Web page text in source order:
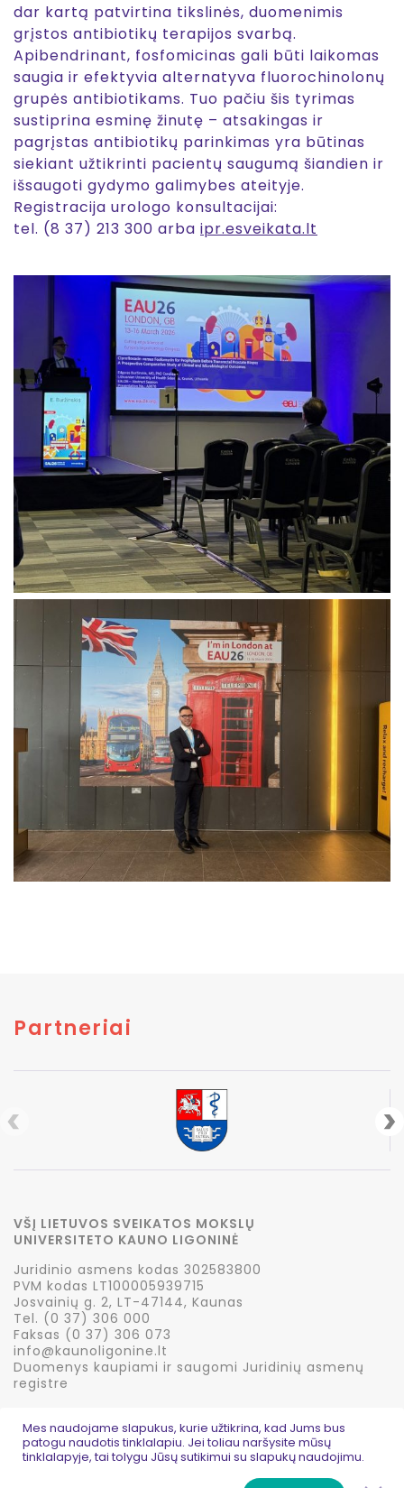
dar kartą patvirtina tikslinės, duomenimis
grįstos antibiotikų terapijos svarbą.
Apibendrinant, fosfomicinas gali būti laikomas
saugia ir efektyvia alternatyva fluorochinolonų
grupės antibiotikams. Tuo pačiu šis tyrimas
sustiprina esminę žinutę – atsakingas ir
pagrįstas antibiotikų parinkimas yra būtinas
siekiant užtikrinti pacientų saugumą šiandien ir
išsaugoti gydymo galimybes ateityje.
Registracija urologo konsultacijai:
tel. (8 37) 213 300 arba ipr.esveikata.lt
Partneriai
VŠĮ LIETUVOS SVEIKATOS MOKSLŲ
UNIVERSITETO KAUNO LIGONINĖ
Juridinio asmens kodas 302583800
PVM kodas LT100005939715
Josvainių g. 2, LT-47144, Kaunas
Tel. (0 37) 306 000
Faksas (0 37) 306 073
info@kaunoligonine.lt
Duomenys kaupiami ir saugomi Juridinių asmenų
registre
© 2026 Kauno ligoninė
Privatumo politika
Mes naudojame slapukus, kurie užtikrina, kad Jums bus
patogu naudotis tinklalapiu. Jei toliau naršysite mūsų
tinklalapyje, tai tolygu Jūsų sutikimui su slapukų naudojimu.